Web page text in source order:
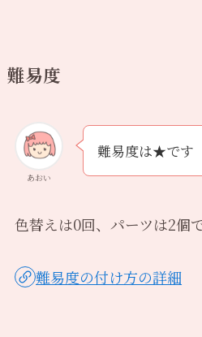
難易度
あおい
難易度は★です
色替えは0回、パーツは2個で
難易度の付け方の詳細